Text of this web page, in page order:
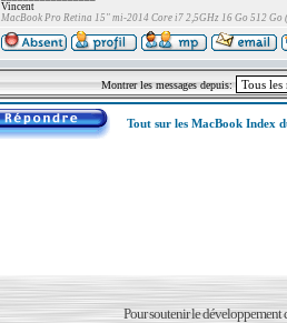
Vincent
MacBook Pro Retina 15" mi-2014 Core i7 2,5GHz 16 Go 512 Go
Montrer les messages depuis:
Tout sur les MacBook Index
Pour soutenir le développement